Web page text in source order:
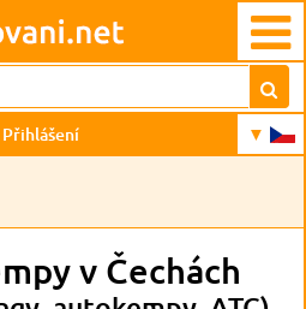
Přihlášení
v Čechách